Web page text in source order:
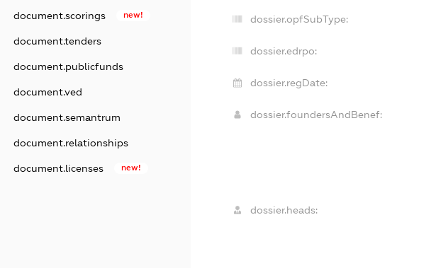
document.scorings new!
document.tenders
document.publicfunds
document.ved
document.semantrum
document.relationships
document.licenses new!
dossier.opfSubType:
dossier.edrpo:
dossier.regDate:
dossier.foundersAndBenef:
dossier.heads: